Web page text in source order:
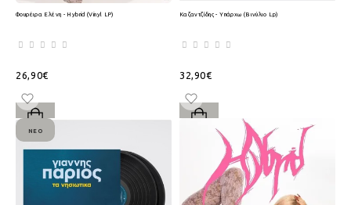
Φουρέιρα Ελένη - Hybrid (Vinyl LP)
26,90€
Καζαντζίδης - Υπάρχω (Βινύλιο Lp)
32,90€
ΝΈΟ